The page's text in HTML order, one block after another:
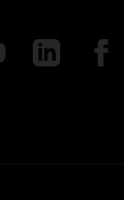
sur Instagram
nous sur
Suivez